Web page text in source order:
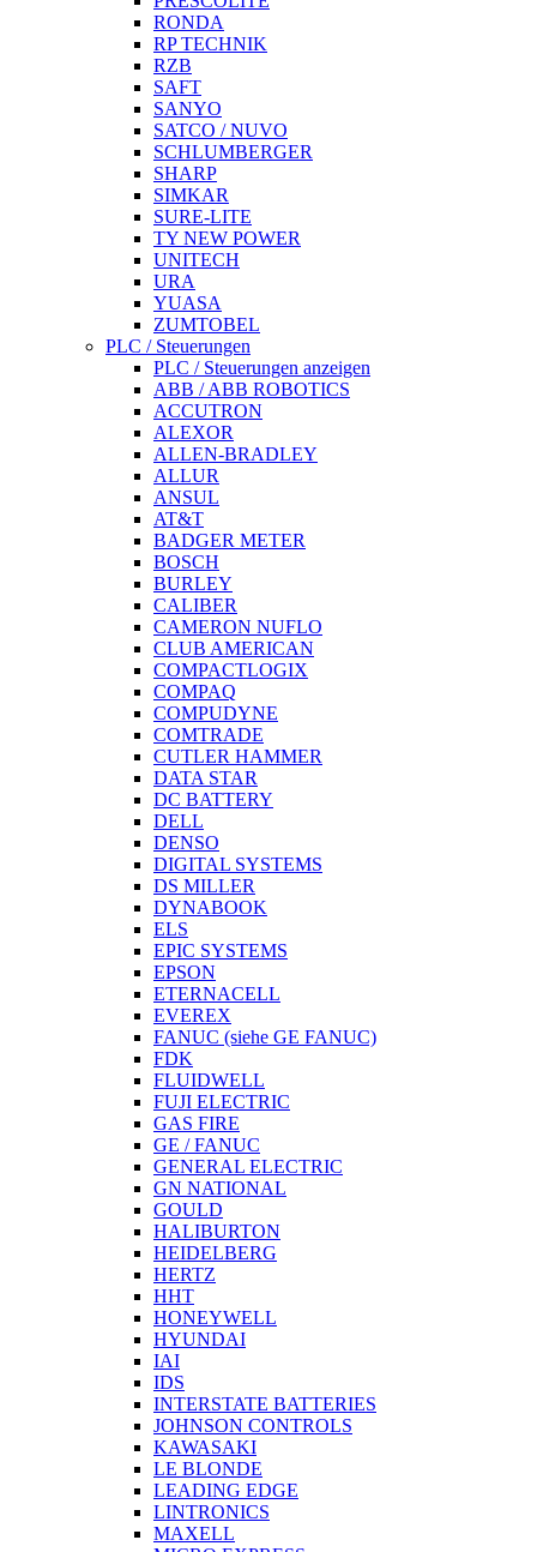
RONDA
RP TECHNIK
RZB
SAFT
SANYO
SATCO / NUVO
SCHLUMBERGER
SHARP
SIMKAR
SURE-LITE
TY NEW POWER
UNITECH
URA
YUASA
ZUMTOBEL
PLC / Steuerungen
PLC / Steuerungen anzeigen
ABB / ABB ROBOTICS
ACCUTRON
ALEXOR
ALLEN-BRADLEY
ALLUR
ANSUL
AT&T
BADGER METER
BOSCH
BURLEY
CALIBER
CAMERON NUFLO
CLUB AMERICAN
COMPACTLOGIX
COMPAQ
COMPUDYNE
COMTRADE
CUTLER HAMMER
DATA STAR
DC BATTERY
DELL
DENSO
DIGITAL SYSTEMS
DS MILLER
DYNABOOK
ELS
EPIC SYSTEMS
EPSON
ETERNACELL
EVEREX
FANUC (siehe GE FANUC)
FDK
FLUIDWELL
FUJI ELECTRIC
GAS FIRE
GE / FANUC
GENERAL ELECTRIC
GN NATIONAL
GOULD
HALIBURTON
HEIDELBERG
HERTZ
HHT
HONEYWELL
HYUNDAI
IAI
IDS
INTERSTATE BATTERIES
JOHNSON CONTROLS
KAWASAKI
LE BLONDE
LEADING EDGE
LINTRONICS
MAXELL